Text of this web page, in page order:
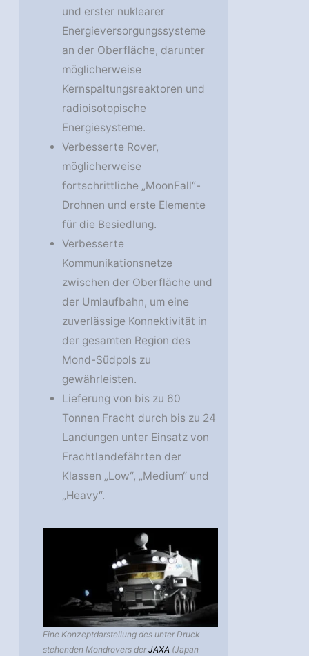
und erster nuklearer
Energieversorgungssysteme
an der Oberfläche, darunter
möglicherweise
Kernspaltungsreaktoren und
radioisotopische
Energiesysteme.
Verbesserte Rover,
möglicherweise
fortschrittliche „MoonFall“-
Drohnen und erste Elemente
für die Besiedlung.
Verbesserte
Kommunikationsnetze
zwischen der Oberfläche und
der Umlaufbahn, um eine
zuverlässige Konnektivität in
der gesamten Region des
Mond-Südpols zu
gewährleisten.
Lieferung von bis zu 60
Tonnen Fracht durch bis zu 24
Landungen unter Einsatz von
Frachtlandefährten der
Klassen „Low“, „Medium“ und
„Heavy“.
Eine Konzeptdarstellung des unter Druck
stehenden Mondrovers derJAXA (Japan